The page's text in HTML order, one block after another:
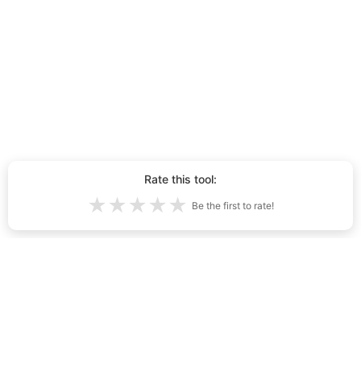
Rate this tool:
★ ★ ★ ★ ★ Be the first to rate!